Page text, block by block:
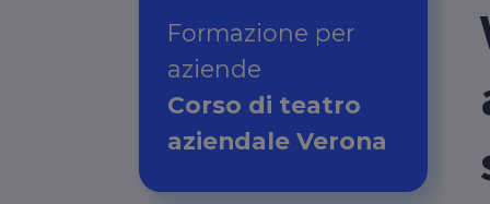
Formazione per
aziende
Corso di teatro
aziendale Verona